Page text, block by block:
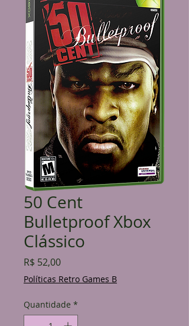
50 Cent
Bulletproof Xbox
Clássico
R$ 52,00Preço
Políticas Retro Games B
Quantidade *